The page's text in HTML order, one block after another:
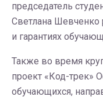
председатель
Светлана Шевченко
и гарантиях
Также во время
проект «Код-трек»
обучающихся,